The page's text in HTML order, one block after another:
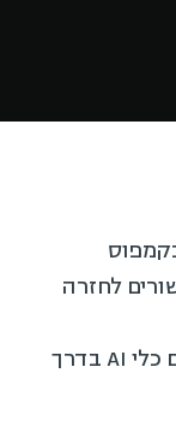
לחזרה
הרשמו לאתגר ותתנסו בעבודה עם כלי AI בדרך